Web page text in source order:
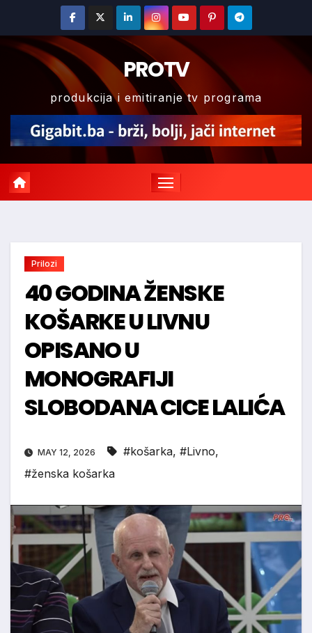
content
PROTV
produkcija i emitiranje tv programa
Prilozi
40 GODINA ŽENSKE
KOŠARKE U LIVNU
OPISANO U
MONOGRAFIJI
SLOBODANA CICE LALIĆA
MAY 12, 2026 #košarka, #Livno,
#ženska košarka